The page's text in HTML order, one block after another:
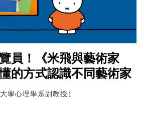
員！《米飛與藝術家
的方式認識不同藝術家
學心理學系副教授）